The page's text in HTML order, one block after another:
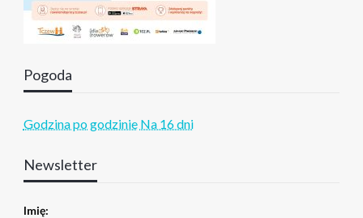
Pogoda
Godzina po godzinie Na 16 dni
Newsletter
Imię: